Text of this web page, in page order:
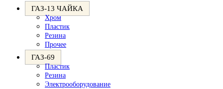
ГАЗ-13 ЧАЙКА
Хром
Пластик
Резина
Прочее
ГАЗ-69
Пластик
Резина
Электрооборудование